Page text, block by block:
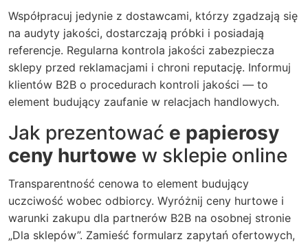
Współpracuj jedynie z dostawcami, którzy zgadzają się
na audyty jakości, dostarczają próbki i posiadają
referencje. Regularna kontrola jakości zabezpiecza
sklepy przed reklamacjami i chroni reputację. Informuj
klientów B2B o procedurach kontroli jakości — to
element budujący zaufanie w relacjach handlowych.
Jak prezentować e papierosy
ceny hurtowe w sklepie online
Transparentność cenowa to element budujący
uczciwość wobec odbiorcy. Wyróżnij ceny hurtowe i
warunki zakupu dla partnerów B2B na osobnej stronie
„Dla sklepów”. Zamieść formularz zapytań ofertowych,